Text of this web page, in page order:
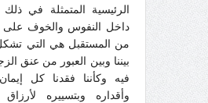
الرئيسية المتمثلة في
داخل النفوس والخوف على
من المستقبل هي التي
بيننا وبين العبور من عنق
فيه وكأننا فقدنا كل إيمان
وأقداره وبتسييره لأرزاق